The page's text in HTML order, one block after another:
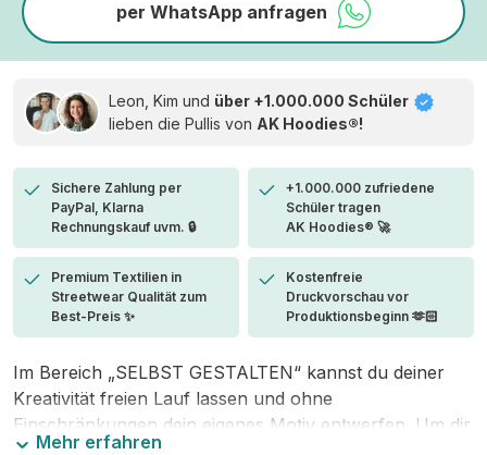
per WhatsApp anfragen
Leon, Kim und über +1.000.000 Schüler
lieben die Pullis von AK Hoodies®!
Sichere Zahlung per
PayPal, Klarna
Rechnungskauf uvm. 🔒
+1.000.000 zufriedene
Schüler tragen
AK Hoodies® 🚀
Premium Textilien in
Streetwear Qualität zum
Best-Preis ✨
Kostenfreie
Druckvorschau vor
Produktionsbeginn 🫶🏻
Im Bereich „SELBST GESTALTEN“ kannst du deiner
Kreativität freien Lauf lassen und ohne
Einschränkungen dein eigenes Motiv entwerfen. Um dir
Mehr erfahren